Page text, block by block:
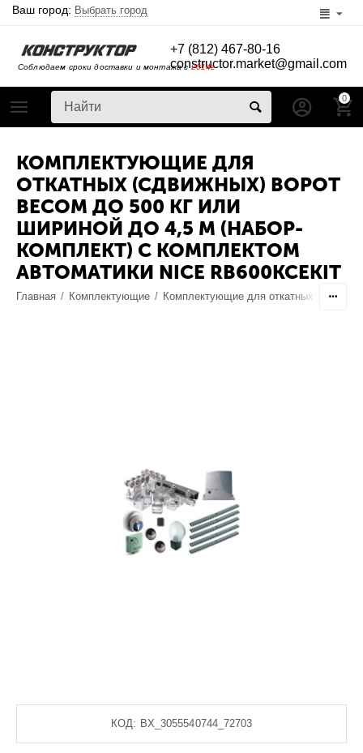
Ваш город: Выбрать город
Соблюдаем сроки доставки и монтажа с2014г
+7 (812) 467-80-16
constructor.market@gmail.com
0
КОМПЛЕКТУЮЩИЕ ДЛЯ
ОТКАТНЫХ (СДВИЖНЫХ) ВОРОТ
ВЕСОМ ДО 500 КГ ИЛИ
ШИРИНОЙ ДО 4,5 М (НАБОР-
КОМПЛЕКТ) С КОМПЛЕКТОМ
АВТОМАТИКИ NICE RB600KCEKIT
Главная / Комплектующие / Комплектующие для откатных ворот
КОД: BX_3055540744_72703